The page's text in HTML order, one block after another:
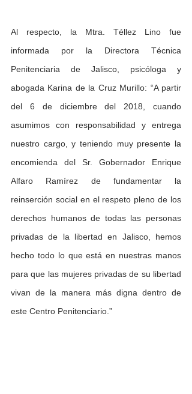
Al respecto, la Mtra. Téllez Lino fue
informada por la Directora Técnica
Penitenciaria de Jalisco, psicóloga y
abogada Karina de la Cruz Murillo: “A partir
del 6 de diciembre del 2018, cuando
asumimos con responsabilidad y entrega
nuestro cargo, y teniendo muy presente la
encomienda del Sr. Gobernador Enrique
Alfaro Ramírez de fundamentar la
reinserción social en el respeto pleno de los
derechos humanos de todas las personas
privadas de la libertad en Jalisco, hemos
hecho todo lo que está en nuestras manos
para que las mujeres privadas de su libertad
vivan de la manera más digna dentro de
este Centro Penitenciario.”